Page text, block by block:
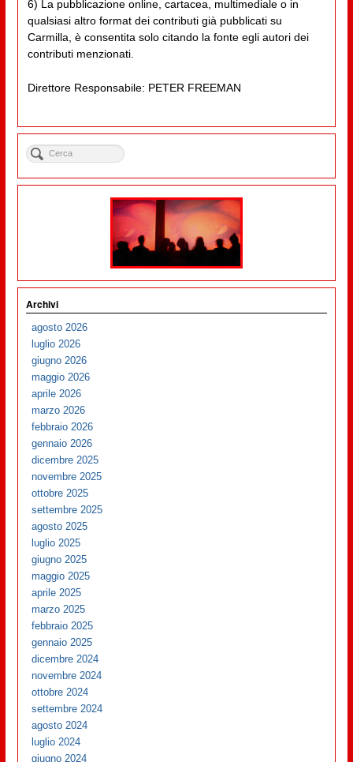
6) La pubblicazione online, cartacea, multimediale o in
qualsiasi altro format dei contributi già pubblicati su
Carmilla, è consentita solo citando la fonte egli autori dei
contributi menzionati.
Direttore Responsabile: PETER FREEMAN
Archivi
agosto 2026
luglio 2026
giugno 2026
maggio 2026
aprile 2026
marzo 2026
febbraio 2026
gennaio 2026
dicembre 2025
novembre 2025
ottobre 2025
settembre 2025
agosto 2025
luglio 2025
giugno 2025
maggio 2025
aprile 2025
marzo 2025
febbraio 2025
gennaio 2025
dicembre 2024
novembre 2024
ottobre 2024
settembre 2024
agosto 2024
luglio 2024
giugno 2024